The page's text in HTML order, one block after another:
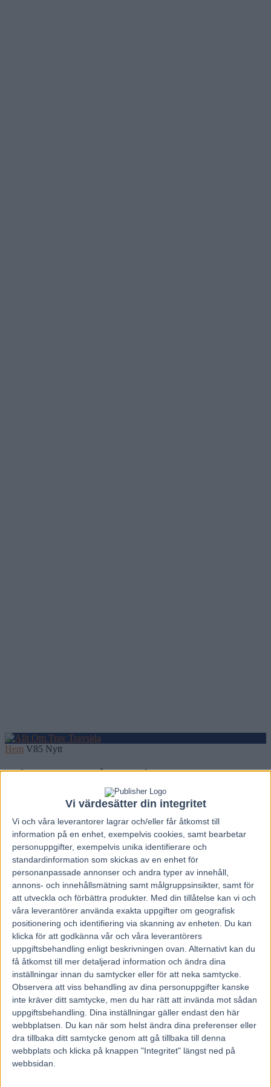
Vi värdesätter din integritet
Vi och våra leverantorer lagrar och/eller får åtkomst till
information på en enhet, exempelvis cookies, samt bearbetar
personuppgifter, exempelvis unika identifierare och
standardinformation som skickas av en enhet för
personanpassade annonser och andra typer av innehåll,
annons- och innehållsmätning samt målgruppsinsikter, samt för
att utveckla och förbättra produkter. Med din tillåtelse kan vi och
våra leverantörer använda exakta uppgifter om geografisk
positionering och identifiering via skanning av enheten. Du kan
klicka för att godkänna vår och våra leverantörers
uppgiftsbehandling enligt beskrivningen ovan. Alternativt kan du
få åtkomst till mer detaljerad information och ändra dina
inställningar innan du samtycker eller för att neka samtycke.
Observera att viss behandling av dina personuppgifter kanske
inte kräver ditt samtycke, men du har rätt att invända mot sådan
uppgiftsbehandling. Dina inställningar gäller endast den här
webbplatsen. Du kan när som helst ändra dina preferenser eller
dra tillbaka ditt samtycke genom att gå tillbaka till denna
webbplats och klicka på knappen "Integritet" längst ned på
webbsidan.
Hem V85 Nytt
Inför V75 – 82 år ung fortsätter
Solvallatränaren
14 juli, 2018
111
Åldern är bara en siffra för Mona Winkvist.
82 år ung fortsätter Solvallatränaren föda upp och
skörda framgångar med sina hästar.
– Jag kan inte tänka mig att sluta jobba. Man måste
hålla igång med någonting och hästarna tror jag
håller en ung, säger Mona Winkvist som har Magic
Gwin till start i lördagens V75.
Stall Gwin har fött upp flera framgångsrika hästar genom åren. Men
att Mona Winkvist och hennes man Gunnar skulle börja med trav
var närmast en slump. Från början var det ridhästuppfödning som
gällde men en tom box i stallet öppnade nya dörrar.
– Jag hade en stallplats över och hyrde ut den till en kille som hade
en häst som hette Quinna. När de hade provat att få henne dräktig i
tre omgångar och misslyckats var det tal om slakt. Jag hade fäst mig
så väldigt mycket vid henne och sa att jag kunde köpa henne för
slaktpriset, berättar Mona Winkvist som lyckades få stoet dräktigt på